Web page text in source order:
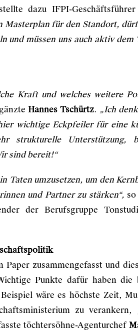
dazu IFPI-Geschäftsführer
Masterplan für den Standort,
und müssen uns auch aktiv dem
Kraft und welches weitere
Hannes Tschürtz. „Ich
wichtige Eckpfeiler für eine
strukturelle Unterstützung,
sind bereit!“
Taten umzusetzen, um den
und Partner zu stärken“, so
der Berufsgruppe
zusammengefasst und
Punkte dafür haben die
wäre es höchste Zeit,
zu verankern,
töchtersöhne-Agenturchef